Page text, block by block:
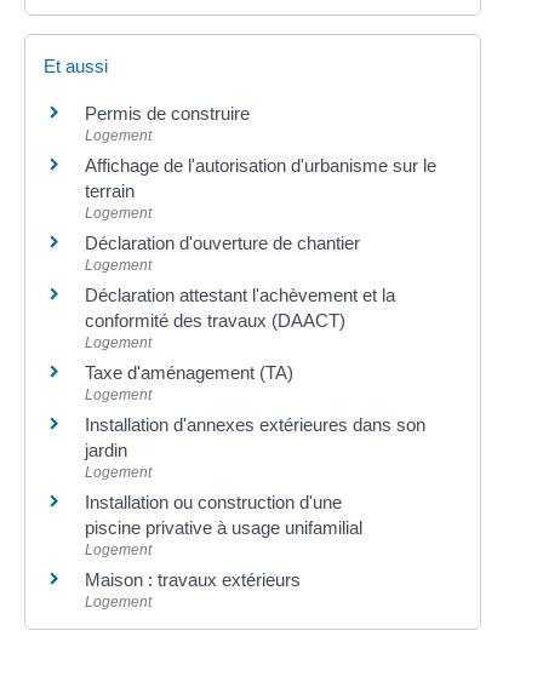
Et aussi
Permis de construire
Logement
Affichage de l'autorisation d'urbanisme sur le
terrain
Logement
Déclaration d'ouverture de chantier
Logement
Déclaration attestant l'achèvement et la
conformité des travaux (DAACT)
Logement
Taxe d'aménagement (TA)
Logement
Installation d'annexes extérieures dans son
jardin
Logement
Installation ou construction d'une
piscine privative à usage unifamilial
Logement
Maison : travaux extérieurs
Logement